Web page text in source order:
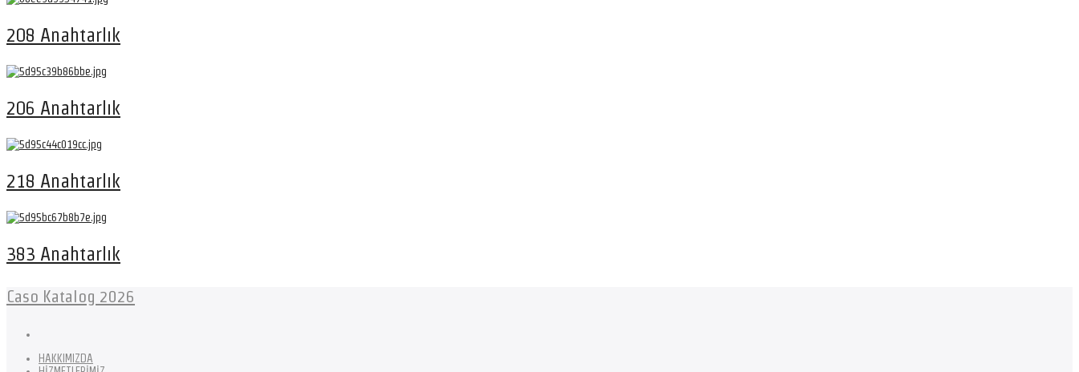
208 Anahtarlık
206 Anahtarlık
218 Anahtarlık
383 Anahtarlık
Caso Katalog 2026
HAKKIMIZDA